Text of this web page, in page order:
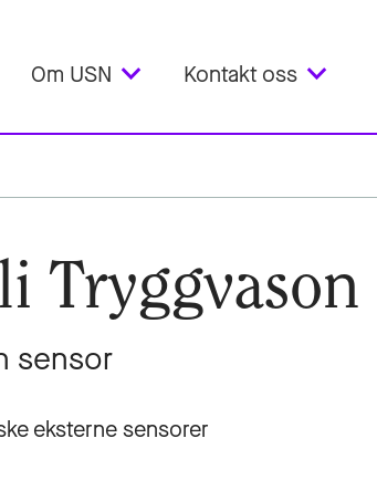
Om USN Kontakt oss
Tryggvason
sensor
eksterne sensorer